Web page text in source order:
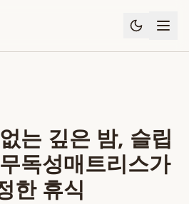
는 깊은 밤, 슬립
독성매트리스가
한 휴식